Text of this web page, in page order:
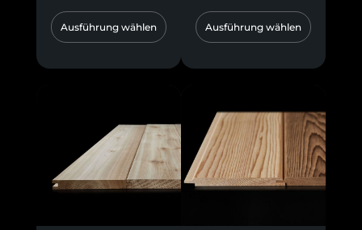
Ausführung wählen Ausführung wählen